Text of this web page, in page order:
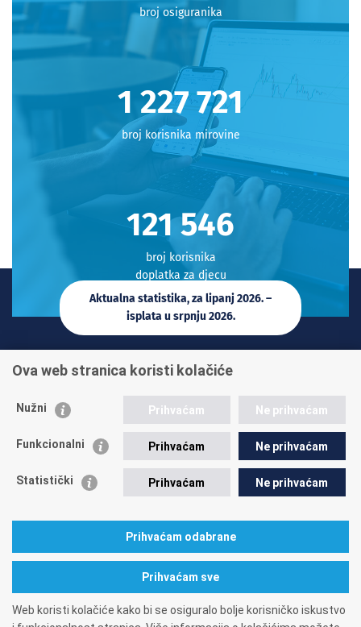
broj osiguranika
1 233 886
broj korisnika mirovine
122 156
broj korisnika
doplatka za djecu
Aktualna statistika, za lipanj 2026. –
isplata u srpnju 2026.
+385 1 45 95 011
Postavite pitanje
A. Mihanovića 3 10000 Zagreb tel: 01/4595-500
fax: 01/4595-063
Matični broj: 1416626
OIB: 84397956623
Ova web stranica koristi kolačiće
Nužni Prihvaćam Ne prihvaćam
Funkcionalni Prihvaćam Ne prihvaćam
Statistički Prihvaćam Ne prihvaćam
Prihvaćam odabrane
Prihvaćam sve
Web koristi kolačiće kako bi se osiguralo bolje korisničko iskustvo